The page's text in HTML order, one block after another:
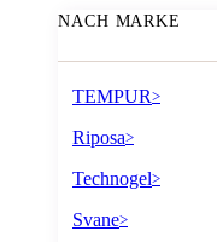
NACH MARKE
TEMPUR>
Riposa>
Technogel>
Svane>